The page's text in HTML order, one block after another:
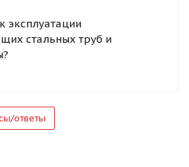
эксплуатации
стальных труб и
ответы